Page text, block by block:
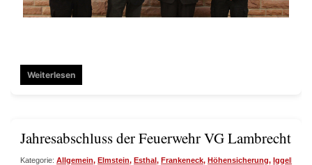
Weiterlesen
Jahresabschluss der Feuerwehr VG Lambrecht
Kategorie: Allgemein, Elmstein, Esthal, Frankeneck, Höhensicherung, Iggelbach